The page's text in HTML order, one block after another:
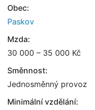
Obec:
Paskov
Mzda:
30 000 – 35 000 Kč
Směnnost:
Jednosměnný provoz
Minimální vzdělání: